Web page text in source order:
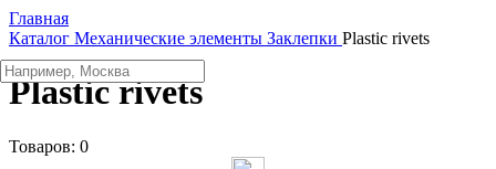
Главная
Каталог Механические элементы Заклепки Plastic rivets
Plastic rivets
Товаров: 0